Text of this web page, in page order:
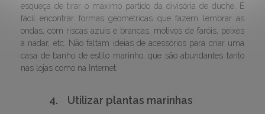
esqueça de tirar o máximo partido da divisória de duche. É
fácil encontrar formas geométricas que fazem lembrar as
ondas, com riscas azuis e brancas, motivos de faróis, peixes
a nadar, etc. Não faltam ideias de acessórios para criar uma
casa de banho de estilo marinho, que são abundantes tanto
nas lojas como na Internet.
4. Utilizar plantas marinhas